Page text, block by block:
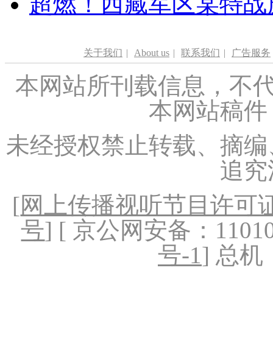
关于我们 | About us | 联系我们 | 广告服务
本网站所刊载信息，不
本网站稿
未经授权禁止转载、摘
追
[网上传播视听节目许可
号] [ 京公网安备：
号-1] 总机